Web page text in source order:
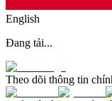
English
Đang tải...
Theo dõi thông tin